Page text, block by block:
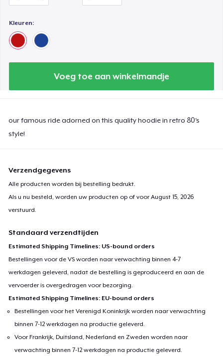
Kleuren:
Voeg toe aan winkelmandje
our famous ride adorned on this quality hoodie in retro 80's
style!
Verzendgegevens
Alle producten worden bij bestelling bedrukt.
Als u nu besteld, worden uw producten op of voorAugust 15, 2026
verstuurd.
Standaard verzendtijden
Estimated Shipping Timelines: US-bound orders
Bestellingen voor de VS worden naar verwachting binnen 4-7
werkdagen geleverd, nadat de bestelling is geproduceerd en aan de
vervoerder is overgedragen voor bezorging.
Estimated Shipping Timelines: EU-bound orders
Bestellingen voor het Verenigd Koninkrijk worden naar verwachting
binnen 7-12 werkdagen na productie geleverd.
Voor Frankrijk, Duitsland, Nederland en Zweden worden naar
verwachting binnen 7-12 werkdagen na productie geleverd.